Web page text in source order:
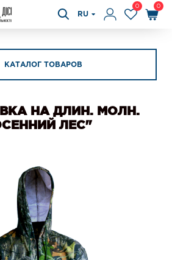
RU
0 0
КАТАЛОГ ТОВАРОВ
НА ДЛИН. МОЛН.
ЛЕС"